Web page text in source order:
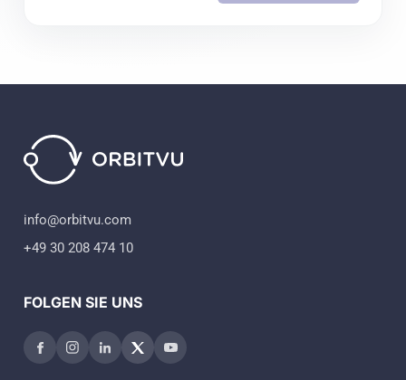
info@orbitvu.com
+49 30 208 474 10
FOLGEN SIE UNS